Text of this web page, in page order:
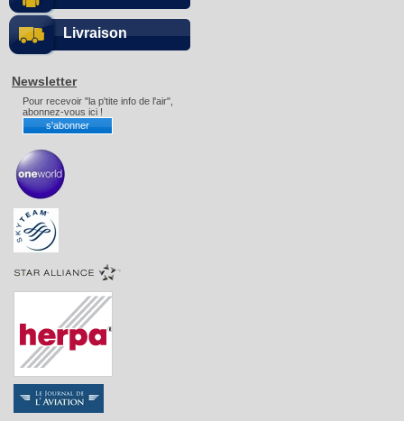
Livraison
Newsletter
Pour recevoir "la p'tite info de l'air",
abonnez-vous ici !